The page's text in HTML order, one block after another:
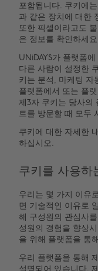
포함됩니다. 쿠키에
과 같은 장치에 대한
또한 픽셀이라고도
은 정보를 확인하세
UNiDAYS가 플랫폼
다른 사람이 설정한
키는 분석, 마케팅 자
플랫폼에서 또는 플
제3자 쿠키는 당사의
트를 방문할 때 모두
쿠키에 대한 자세한
하십시오.
쿠키를 사용하
우리는 몇 가지 이유
면 기술적인 이유로
해 구성원의 관심사
성원의 경험을 향상
을 위해 플랫폼을 통
우리 플랫폼을 통해